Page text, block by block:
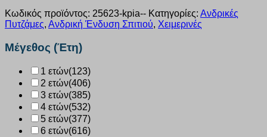
Κωδικός προϊόντος: 25623-kpia-- Κατηγορίες: Ανδρικές
Πυτζάμες, Ανδρική Ένδυση Σπιτιού, Χειμερινές
Μέγεθος (Έτη)
1 ετών(123)
2 ετών(406)
3 ετών(385)
4 ετών(532)
5 ετών(377)
6 ετών(616)